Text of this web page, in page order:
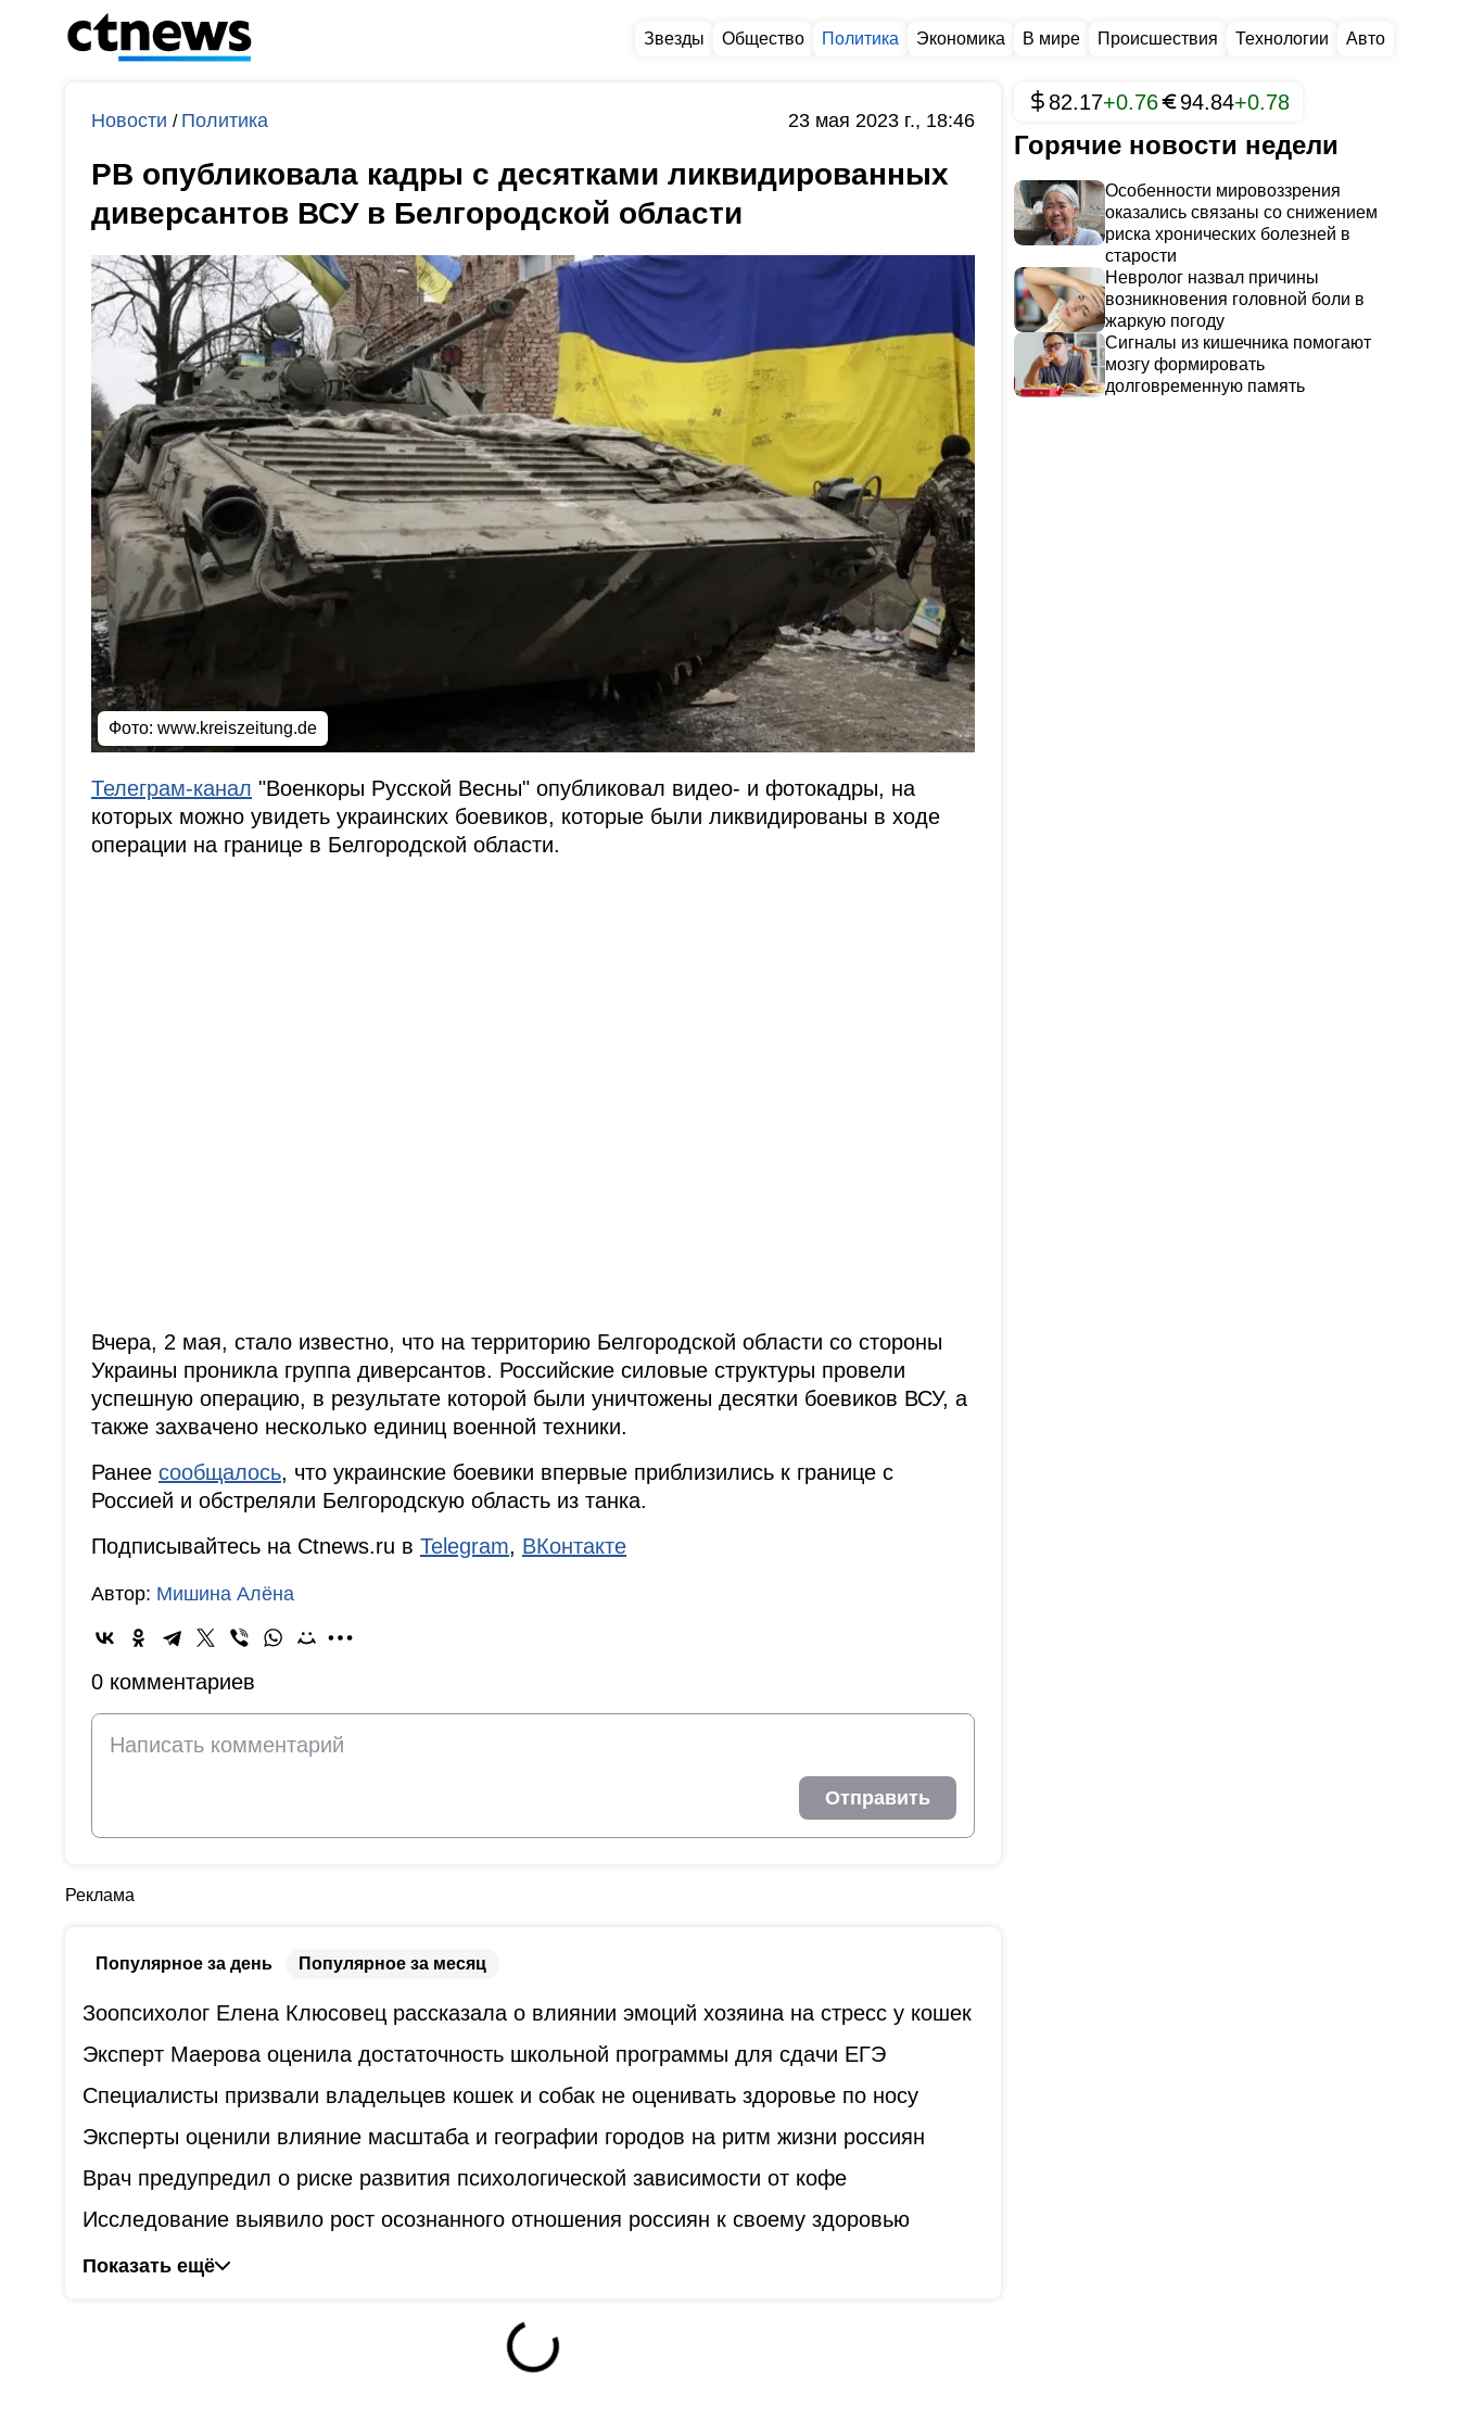
Звезды Общество Политика Экономика В мире Происшествия Технологии Авто
Новости / Политика 23 мая 2023 г., 18:46
РВ опубликовала кадры с десятками ликвидированных
диверсантов ВСУ в Белгородской области
Фото: www.kreiszeitung.de
Телеграм-канал "Военкоры Русской Весны" опубликовал видео- и фотокадры, на
которых можно увидеть украинских боевиков, которые были ликвидированы в ходе
операции на границе в Белгородской области.
Вчера, 2 мая, стало известно, что на территорию Белгородской области со стороны
Украины проникла группа диверсантов. Российские силовые структуры провели
успешную операцию, в результате которой были уничтожены десятки боевиков ВСУ, а
также захвачено несколько единиц военной техники.
Ранее сообщалось, что украинские боевики впервые приблизились к границе с
Россией и обстреляли Белгородскую область из танка.
Подписывайтесь на Ctnews.ru в Telegram, ВКонтакте
Автор: Мишина Алёна
0 комментариев
Отправить
Реклама
Популярное за день Популярное за месяц
Зоопсихолог Елена Клюсовец рассказала о влиянии эмоций хозяина на стресс у кошек
Эксперт Маерова оценила достаточность школьной программы для сдачи ЕГЭ
Специалисты призвали владельцев кошек и собак не оценивать здоровье по носу
Эксперты оценили влияние масштаба и географии городов на ритм жизни россиян
Врач предупредил о риске развития психологической зависимости от кофе
Исследование выявило рост осознанного отношения россиян к своему здоровью
Показать ещё
82.17+0.76 94.84+0.78
Горячие новости недели
Особенности мировоззрения
оказались связаны со снижением
риска хронических болезней в
старости
Невролог назвал причины
возникновения головной боли в
жаркую погоду
Сигналы из кишечника помогают
мозгу формировать
долговременную память